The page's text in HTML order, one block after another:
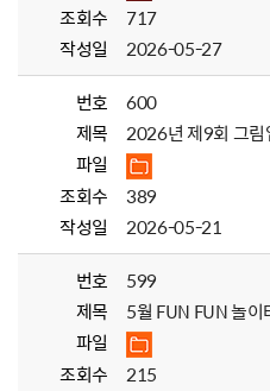
조회수
717
작성일
2026-05-27
번호
600
제목
2026년
파일
조회수
389
작성일
2026-05-21
번호
599
제목
5월 FUN FUN 놀이
파일
조회수
215